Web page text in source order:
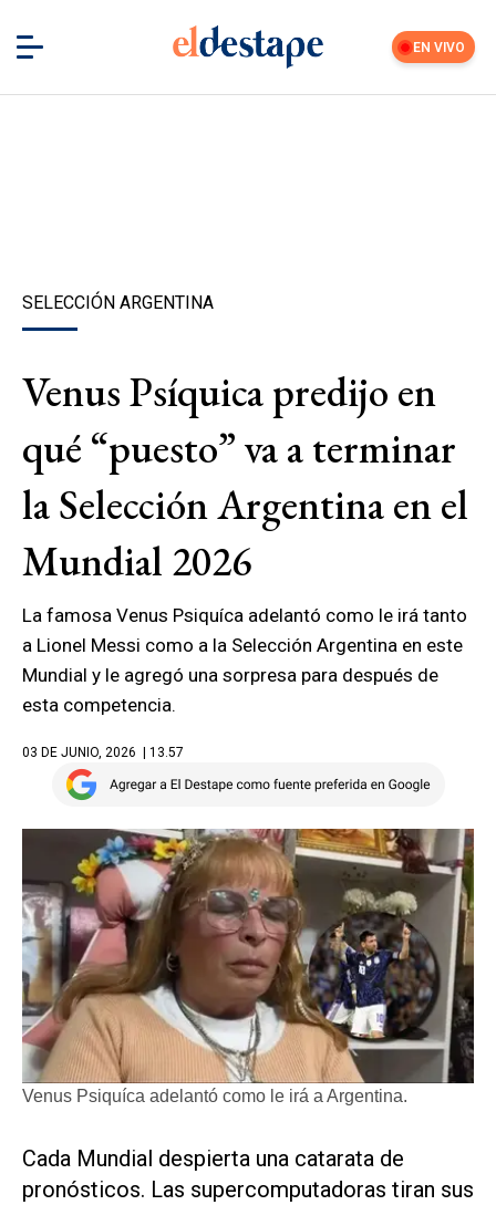
EN VIVO
SELECCIÓN ARGENTINA
Venus Psíquica predijo en
qué “puesto” va a terminar
la Selección Argentina en el
Mundial 2026
La famosa Venus Psiquíca adelantó como le irá tanto
a Lionel Messi como a la Selección Argentina en este
Mundial y le agregó una sorpresa para después de
esta competencia.
03 DE JUNIO, 2026 | 13.57
Venus Psiquíca adelantó como le irá a Argentina.
Cada Mundial despierta una catarata de
pronósticos. Las supercomputadoras tiran sus